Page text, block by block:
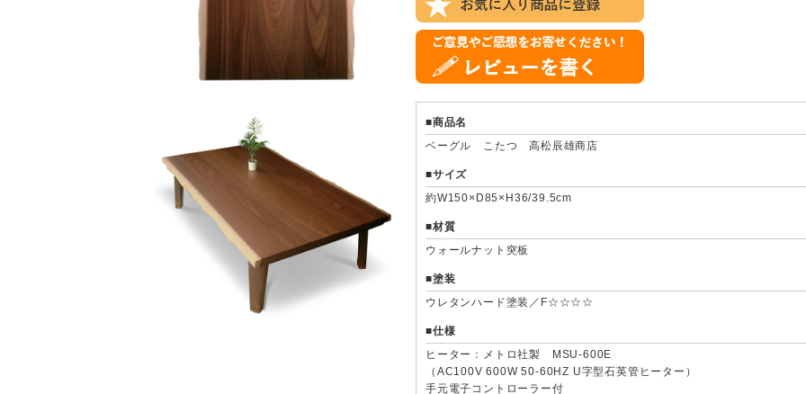
■商品名
ベーグル こたつ 高松辰雄商店
■サイズ
約W150×D85×H36/39.5cm
■材質
ウォールナット突板
■塗装
ウレタンハード塗装／F☆☆☆☆
■仕様
ヒーター：メトロ社製 MSU-600E
（AC100V 600W 50-60HZ U字型石英管ヒーター）
手元電子コントローラー付